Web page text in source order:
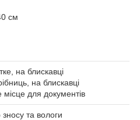
см
на блискавці
на блискавці
для документів
та вологи